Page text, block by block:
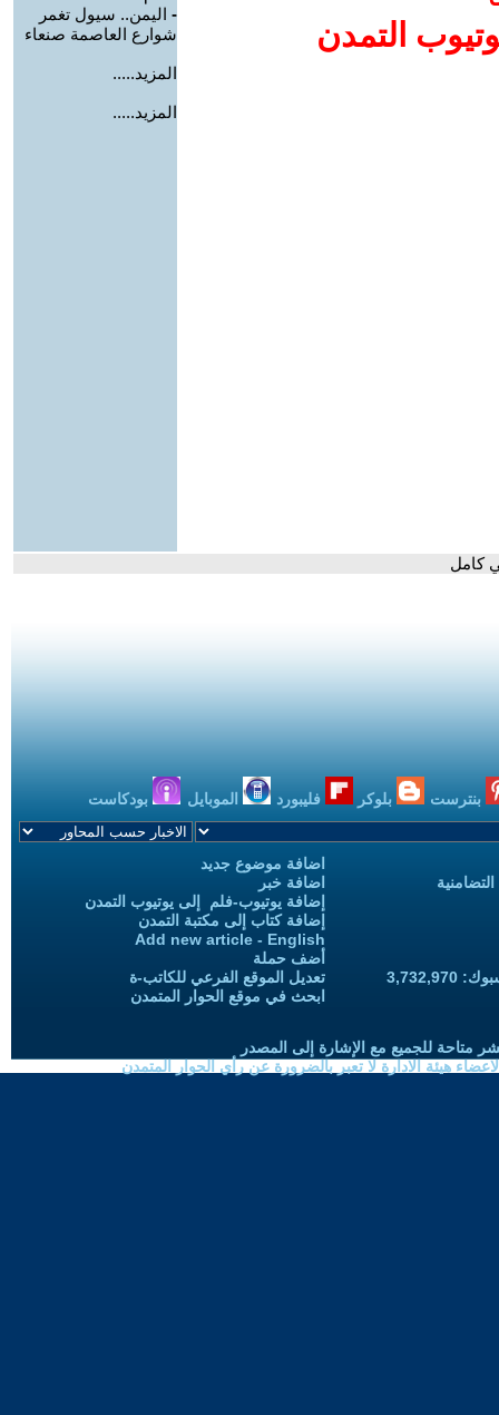
التمدن
- اليمن.. سيول تغمر
شوارع العاصمة صنعاء
المزيد.....
المزيد.....
كامل
بنترست بلوكر فليبورد الموبايل بودكاست
اضافة موضوع جديد
اضافة خبر
إضافة يوتيوب-فلم إلى يوتيوب التمدن
إضافة كتاب إلى مكتبة التمدن
Add new article - English
أضف حملة
تعديل الموقع الفرعي للكاتب-ة
ابحث في موقع الحوار المتمدن
متاحة للجميع مع الإشارة إلى المصدر
هيئة الادارة لا تعبر بالضرورة عن رأي الحوار المتمدن